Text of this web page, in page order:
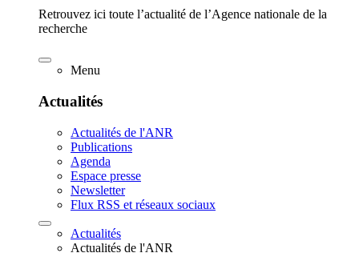
Retrouvez ici toute l’actualité de l’Agence nationale de la
recherche
Menu
Actualités
Actualités de l'ANR
Publications
Agenda
Espace presse
Newsletter
Flux RSS et réseaux sociaux
Actualités
Actualités de l'ANR